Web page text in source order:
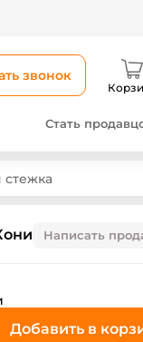
звонок
Стать
Написать
Добавить в